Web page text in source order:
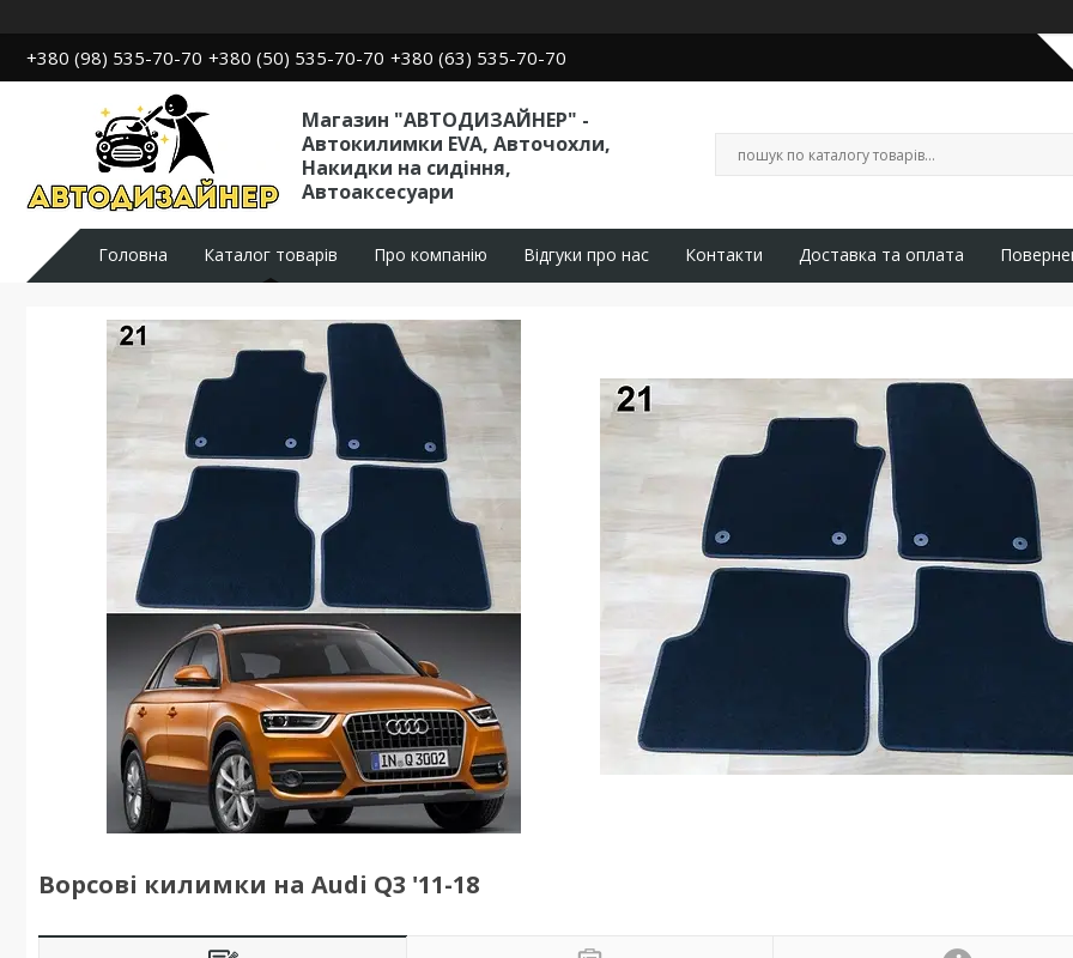
+380 (98) 535-70-70 +380 (50) 535-70-70 +380 (63) 535-70-70
Магазин "АВТОДИЗАЙНЕР" -
Автокилимки EVA, Авточохли,
Накидки на сидіння,
Автоаксесуари
Головна Каталог товарів Про компанію Відгуки про нас Контакти Доставка та оплата
Ворсові килимки на Audi Q3 '11-18